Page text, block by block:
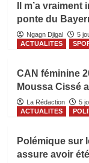
Il m’a
ponte du
Ngagn Djigal
5
ACTUALITES
CAN féminine
Moussa Cissé
La Rédaction
5
ACTUALITES
Polémique sur
assure avoir